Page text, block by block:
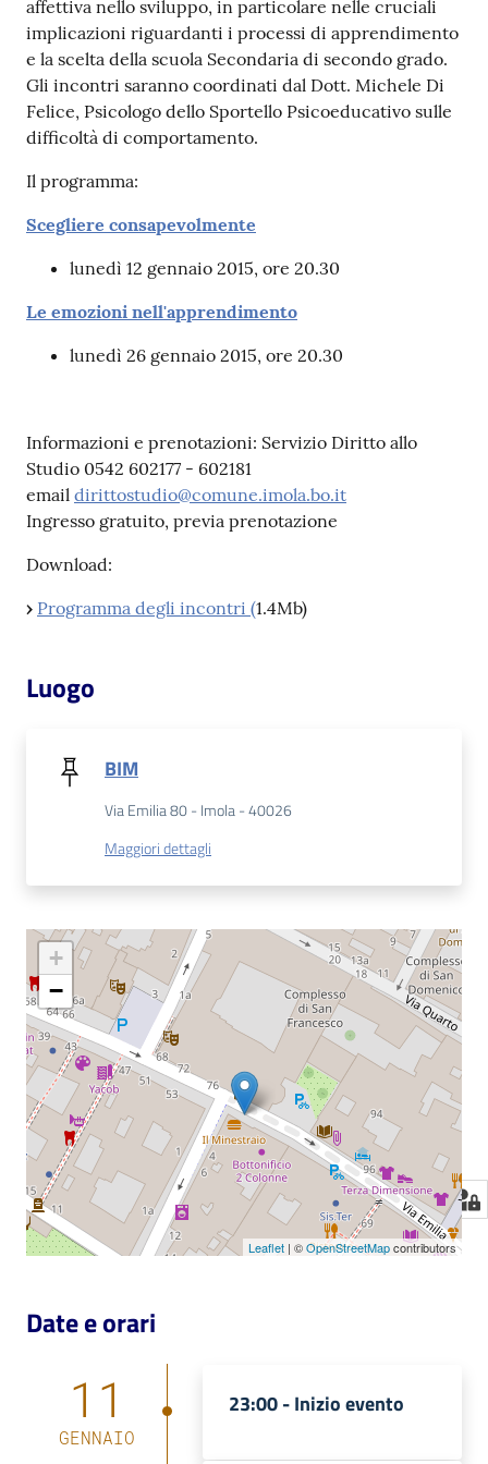
Patto
per
la
lettura
Seguici
Catalogo
on line
Eventi
bibliotecario
affettiva nello sviluppo, in particolare nelle cruciali
implicazioni riguardanti i processi di apprendimento
e la scelta della scuola Secondaria di secondo grado.
Gli incontri saranno coordinati dal Dott. Michele Di
Felice, Psicologo dello Sportello Psicoeducativo sulle
difficoltà di comportamento.
Il programma:
Scegliere consapevolmente
lunedì 12 gennaio 2015, ore 20.30
Le emozioni nell'apprendimento
lunedì 26 gennaio 2015, ore 20.30
Informazioni e prenotazioni: Servizio Diritto allo
Studio 0542 602177 - 602181
email dirittostudio@comune.imola.bo.it
Ingresso gratuito, previa prenotazione
Download:
› Programma degli incontri (1.4Mb)
Luogo
BIM
Via Emilia 80 - Imola - 40026
Maggiori dettagli
+
−
Leaflet | ©OpenStreetMapcontributors
Date e orari
11
GENNAIO
23:00 -Inizio evento